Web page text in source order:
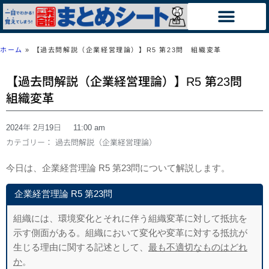
ホーム » 【過去問解説（企業経営理論）】R5 第23問 組織変革
【過去問解説（企業経営理論）】R5 第23問
組織変革
2024年 2月19日
11:00 am
カテゴリー： 過去問解説（企業経営理論）
今日は、企業経営理論 R5 第23問について解説します。
企業経営理論 R5 第23問
組織には、環境変化とそれに伴う組織変革に対して抵抗を
示す側面がある。組織において変化や変革に対する抵抗が
生じる理由に関する記述として、 最も不適切なものはどれ
か。